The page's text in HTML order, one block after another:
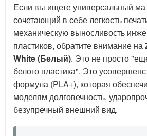
Если вы ищете универсальный
сочетающий в себе легкость
механическую выносливость
пластиков, обратите внимание на
White (Белый). Это не просто
белого пластика". Это
формула (PLA+), которая
моделям долговечность,
безупречный внешний вид.